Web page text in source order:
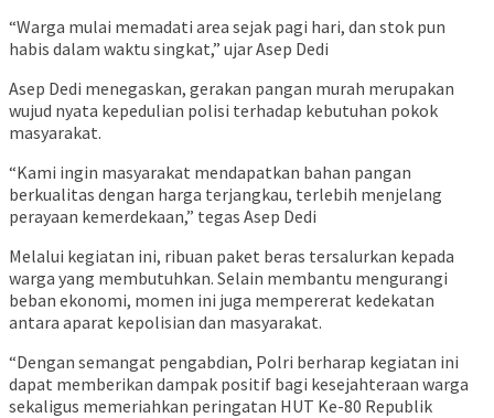
“Warga mulai memadati area sejak pagi hari, dan stok pun
habis dalam waktu singkat,” ujar Asep Dedi
Asep Dedi menegaskan, gerakan pangan murah merupakan
wujud nyata kepedulian polisi terhadap kebutuhan pokok
masyarakat.
“Kami ingin masyarakat mendapatkan bahan pangan
berkualitas dengan harga terjangkau, terlebih menjelang
perayaan kemerdekaan,” tegas Asep Dedi
Melalui kegiatan ini, ribuan paket beras tersalurkan kepada
warga yang membutuhkan. Selain membantu mengurangi
beban ekonomi, momen ini juga mempererat kedekatan
antara aparat kepolisian dan masyarakat.
“Dengan semangat pengabdian, Polri berharap kegiatan ini
dapat memberikan dampak positif bagi kesejahteraan warga
sekaligus memeriahkan peringatan HUT Ke-80 Republik